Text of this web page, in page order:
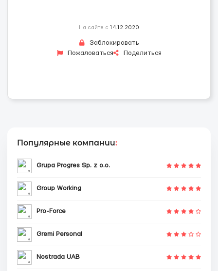
На сайте с 14.12.2020
Заблокировать
Пожаловаться
Поделиться
Популярные компании:
Grupa Progres Sp. z o.o.
Group Working
Pro-Force
Gremi Personal
Nostrada UAB